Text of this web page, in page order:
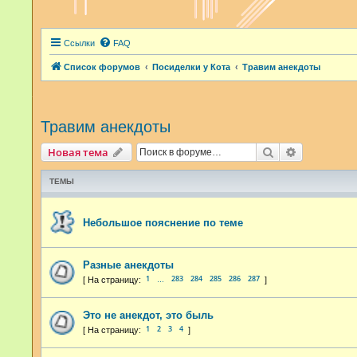
Ссылки FAQ
Список форумов Посиделки у Кота Травим анекдоты
Травим анекдоты
Новая тема Поиск
ТЕМЫ
Небольшое пояснение по теме
Разные анекдоты
1 283 284 285 286 287
Это не анекдот, это быль
1 2 3 4